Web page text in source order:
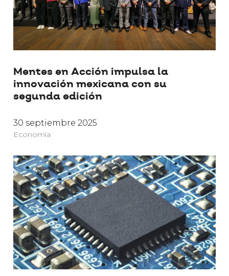
Mentes en Acción impulsa la
innovación mexicana con su
segunda edición
30 septiembre 2025
Economía